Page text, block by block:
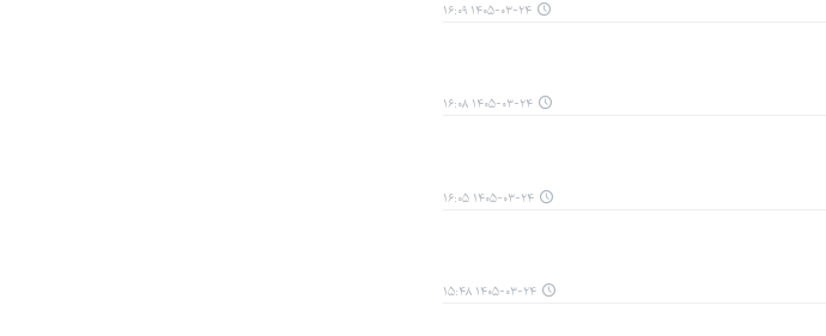
۱۴۰۵-۰۳-۲۴ ۱۶:۰۹
۱۴۰۵-۰۳-۲۴ ۱۶:۰۸
۱۴۰۵-۰۳-۲۴ ۱۶:۰۵
۱۴۰۵-۰۳-۲۴ ۱۵:۴۸